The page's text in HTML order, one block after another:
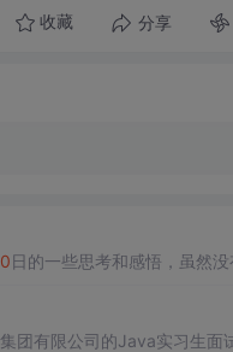
收藏 分享
日的一些思考和感悟，虽然
团有限公司的Java实习生面